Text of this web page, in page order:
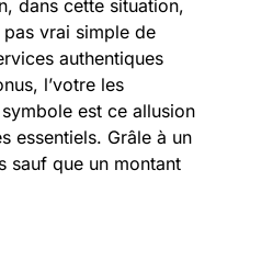
dans cette situation,
pas vrai simple de
authentiques
l’votre les
est ce allusion
essentiels. Grâle à un
sauf que un montant